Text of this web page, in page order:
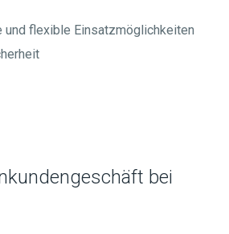
und flexible Einsatzmöglichkeiten
bei